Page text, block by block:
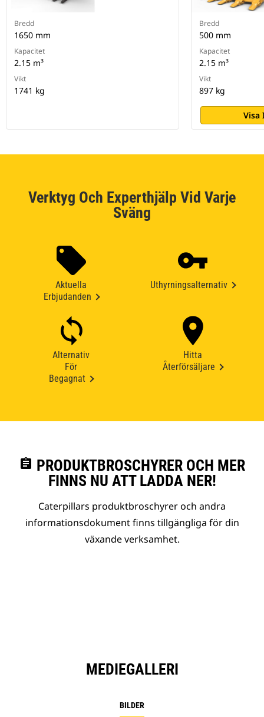
Bredd
1650 mm
Kapacitet
2.15 m³
Vikt
1741 kg
Bredd
500 mm
Kapacitet
2.15 m³
Vikt
897 kg
Visa
Verktyg Och Experthjälp Vid Varje
Sväng
Aktuella
Erbjudanden
Uthyrningsalternativ
Alternativ
För
Begagnat
Hitta
Återförsäljare
assignment PRODUKTBROSCHYRER OCH MER
FINNS NU ATT LADDA NER!
Caterpillars produktbroschyrer och andra
informationsdokument finns tillgängliga för din
växande verksamhet.
MEDIEGALLERI
BILDER